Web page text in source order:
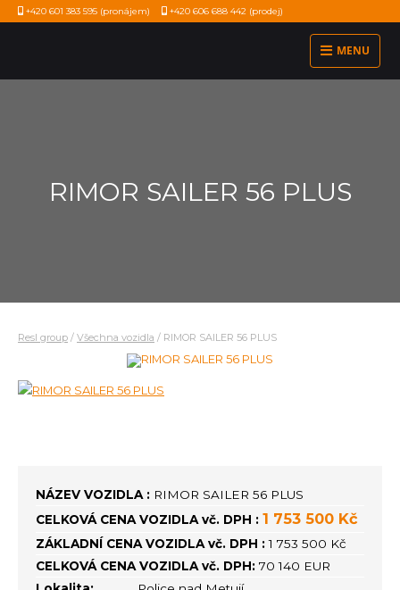
+420 601 383 595 (pronájem) +420 606 688 442 (prodej)
MENU
RIMOR SAILER 56 PLUS
Resl group / Všechna vozidla / RIMOR SAILER 56 PLUS
NÁZEV VOZIDLA : RIMOR SAILER 56 PLUS
CELKOVÁ CENA VOZIDLA vč. DPH : 1 753 500 Kč
ZÁKLADNÍ CENA VOZIDLA vč. DPH : 1 753 500 Kč
CELKOVÁ CENA VOZIDLA vč. DPH: 70 140 EUR